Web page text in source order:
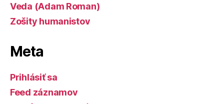
Veda (Adam Roman)
Zošity humanistov
Meta
Prihlásiť sa
Feed záznamov